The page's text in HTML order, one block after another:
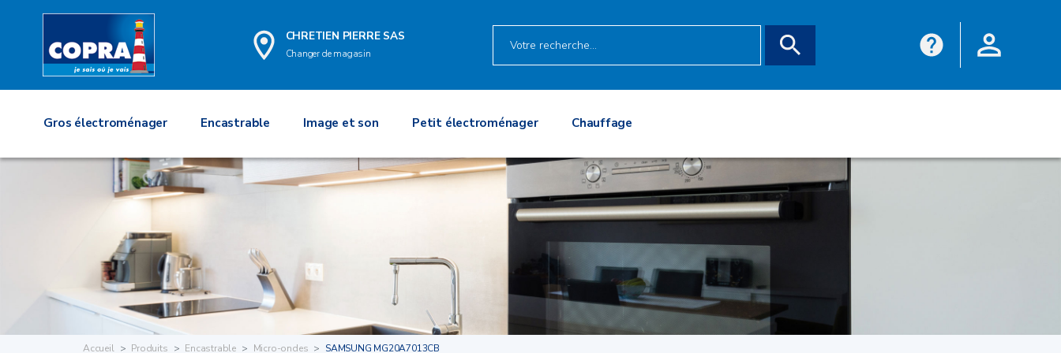
CHRETIEN PIERRE SAS
Changer de magasin
Gros électroménager Encastrable Image et son Petit électroménager Chauffage
Accueil Produits Encastrable Micro-ondes SAMSUNG MG20A7013CB